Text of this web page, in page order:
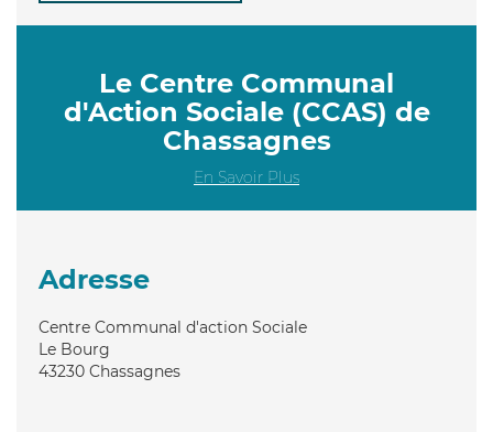
Le Centre Communal
d'Action Sociale (CCAS) de
Chassagnes
En Savoir Plus
Adresse
Centre Communal d'action Sociale
Le Bourg
43230 Chassagnes